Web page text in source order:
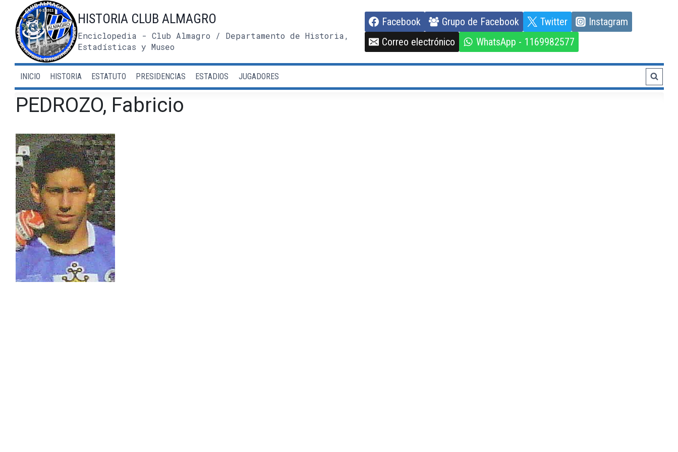
contenido
HISTORIA CLUB ALMAGRO
Enciclopedia - Club Almagro / Departamento de Historia,
Estadísticas y Museo
Facebook Grupo de Facebook Twitter
Instagram
Correo electrónico
WhatsApp - 1169982577
INICIO HISTORIA ESTATUTO PRESIDENCIAS ESTADIOS JUGADORES
PEDROZO, Fabricio